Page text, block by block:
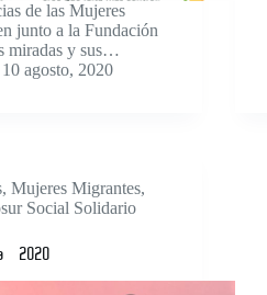
de las Mujeres
junto a la Fundación
miradas y sus…
10 agosto, 2020
, Mujeres Migrantes,
Social Solidario
– 2020